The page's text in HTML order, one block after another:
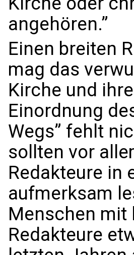
angehören.”
Einen breiten
mag das
Kirche und
Einordnung
Wegs” fehlt
sollten vor
Redakteure in
aufmerksam
Menschen mit
Redakteure